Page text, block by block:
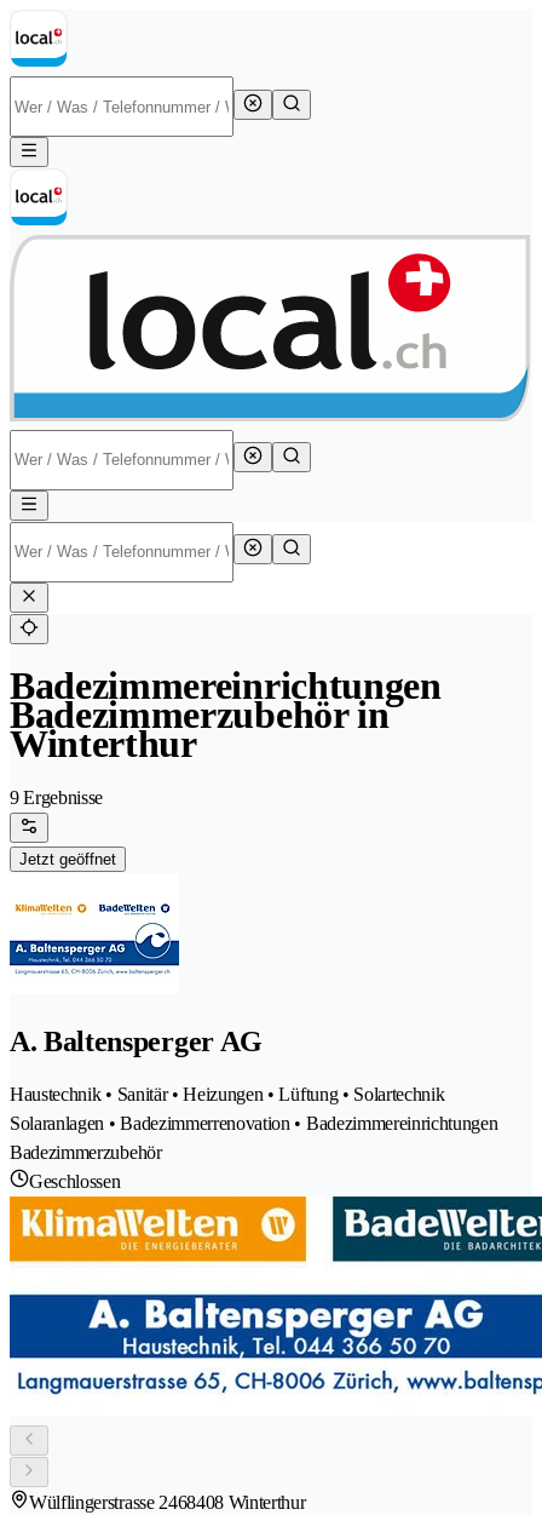
Badezimmereinrichtungen
Badezimmerzubehör in
Winterthur
9 Ergebnisse
Jetzt geöffnet
A. Baltensperger AG
Haustechnik • Sanitär • Heizungen • Lüftung • Solartechnik
Solaranlagen • Badezimmerrenovation • Badezimmereinrichtungen
Badezimmerzubehör
Geschlossen
Wülflingerstrasse 2468408 Winterthur